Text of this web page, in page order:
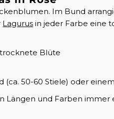
Im Bund
Lagurus in jeder Farbe eine
Blüte
50-60 Stiele) oder
Längen und Farben